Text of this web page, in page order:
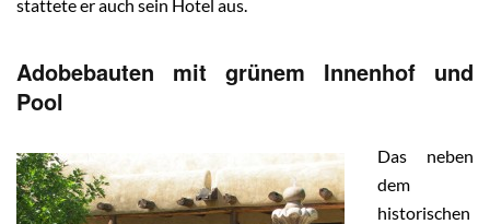
stattete er auch sein Hotel aus.
Adobebauten mit grünem Innenhof und
Pool
Das neben
dem
historischen